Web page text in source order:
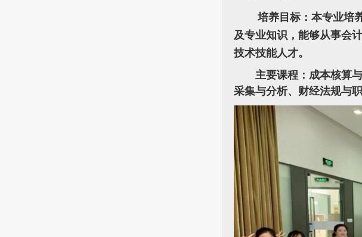
培养目标：本专业培
及专业知识，能够从事会
技术技能人才。
主要课程：成本核算
采集与分析、财经法规与